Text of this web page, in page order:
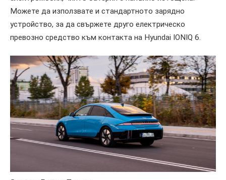
Можете да използвате и стандартното зарядно
устройство, за да свържете друго електрическо
превозно средство към контакта на Hyundai IONIQ 6.